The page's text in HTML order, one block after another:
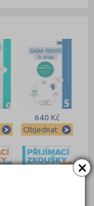
×
640 Kč
Objednat